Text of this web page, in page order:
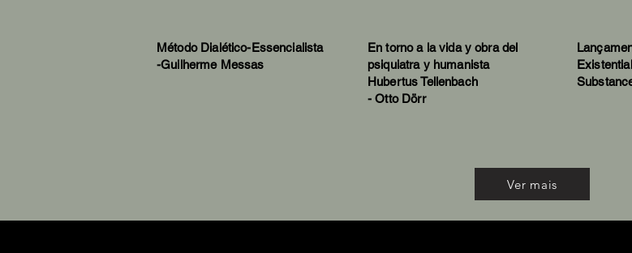
Método Dialético-Essencialista
-Guilherme Messas
En torno a la vida y obra del
psiquiatra y humanista
Hubertus Tellenbach
- Otto Dörr
Ver mais